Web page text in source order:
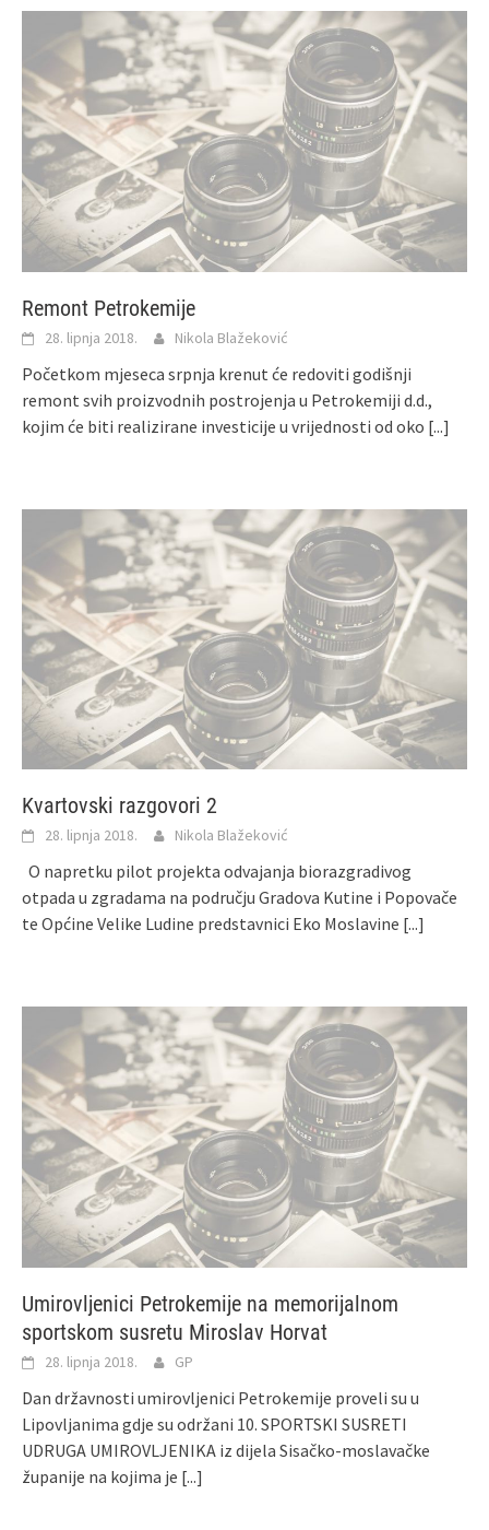
Remont Petrokemije
28. lipnja 2018. Nikola Blažeković
Početkom mjeseca srpnja krenut će redoviti godišnji
remont svih proizvodnih postrojenja u Petrokemiji d.d.,
kojim će biti realizirane investicije u vrijednosti od oko [...]
Kvartovski razgovori 2
28. lipnja 2018. Nikola Blažeković
O napretku pilot projekta odvajanja biorazgradivog
otpada u zgradama na području Gradova Kutine i Popovače
te Općine Velike Ludine predstavnici Eko Moslavine [...]
Umirovljenici Petrokemije na memorijalnom
sportskom susretu Miroslav Horvat
28. lipnja 2018. GP
Dan državnosti umirovljenici Petrokemije proveli su u
Lipovljanima gdje su održani 10. SPORTSKI SUSRETI
UDRUGA UMIROVLJENIKA iz dijela Sisačko-moslavačke
županije na kojima je [...]